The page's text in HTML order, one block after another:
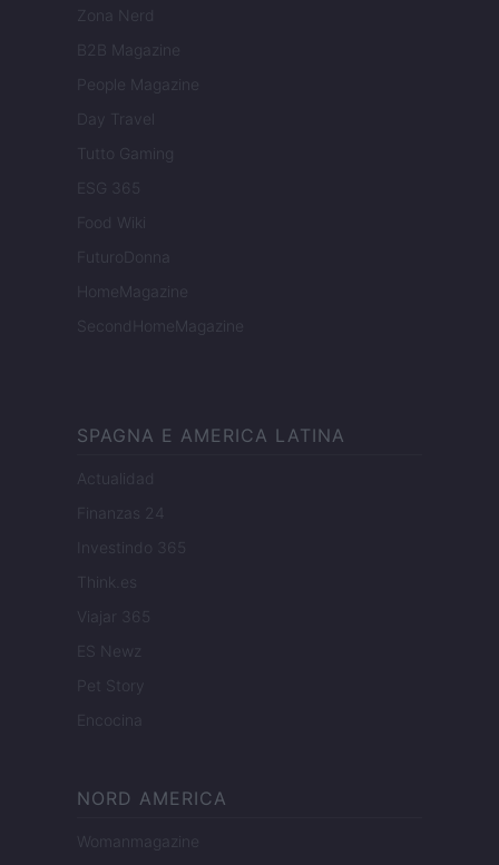
Zona Nerd
B2B Magazine
People Magazine
Day Travel
Tutto Gaming
ESG 365
Food Wiki
FuturoDonna
HomeMagazine
SecondHomeMagazine
SPAGNA E AMERICA LATINA
Actualidad
Finanzas 24
Investindo 365
Think.es
Viajar 365
ES Newz
Pet Story
Encocina
NORD AMERICA
Womanmagazine